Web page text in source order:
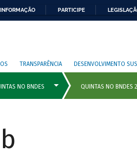
PARTICIPE
TRANSPARÊNCIA DESENVOLVIMENTO